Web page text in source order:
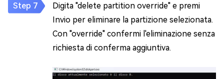
Digita "delete partition override" e premi
Invio per eliminare la partizione selezionata.
Con "override" confermi l'eliminazione senza
richiesta di conferma aggiuntiva.